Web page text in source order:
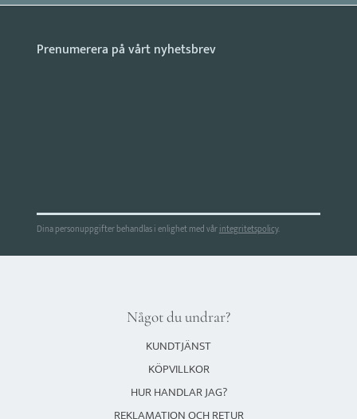
Dina personuppgifter behandlas i enlighet med vårintegritetspolicy.
Något du undrar?
KUNDTJÄNST
KÖPVILLKOR
HUR HANDLAR JAG?